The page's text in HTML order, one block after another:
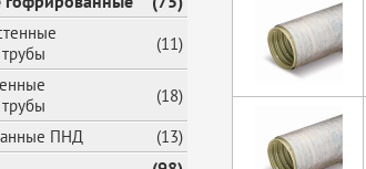
(11)
(18)
ПНД
(13)